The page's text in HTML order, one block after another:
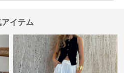
イテム